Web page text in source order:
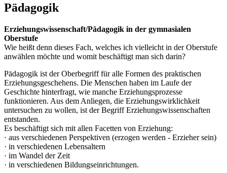
Pädagogik
Erziehungswissenschaft/Pädagogik in der gymnasialen
Oberstufe
Wie heißt denn dieses Fach, welches ich vielleicht in der Oberstufe
anwählen möchte und womit beschäftigt man sich darin?
Pädagogik ist der Oberbegriff für alle Formen des praktischen
Erziehungsgeschehens. Die Menschen haben im Laufe der
Geschichte hinterfragt, wie manche Erziehungsprozesse
funktionieren. Aus dem Anliegen, die Erziehungswirklichkeit
untersuchen zu wollen, ist der Begriff Erziehungswissenschaften
entstanden.
Es beschäftigt sich mit allen Facetten von Erziehung:
· aus verschiedenen Perspektiven (erzogen werden - Erzieher sein)
· in verschiedenen Lebensaltern
· im Wandel der Zeit
· in verschiedenen Bildungseinrichtungen.